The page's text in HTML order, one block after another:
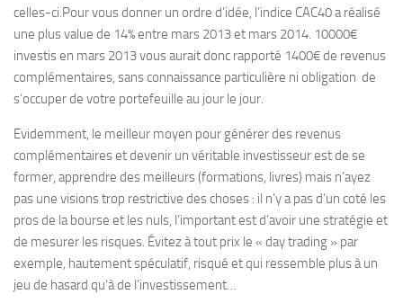
celles-ci.Pour vous donner un ordre d’idée, l’indice CAC40 a réalisé
une plus value de 14% entre mars 2013 et mars 2014. 10000€
investis en mars 2013 vous aurait donc rapporté 1400€ de revenus
complémentaires, sans connaissance particulière ni obligation de
s’occuper de votre portefeuille au jour le jour.
Evidemment, le meilleur moyen pour générer des revenus
complémentaires et devenir un véritable investisseur est de se
former, apprendre des meilleurs (formations, livres) mais n’ayez
pas une visions trop restrictive des choses : il n’y a pas d’un coté les
pros de la bourse et les nuls, l’important est d’avoir une stratégie et
de mesurer les risques. Évitez à tout prix le « day trading » par
exemple, hautement spéculatif, risqué et qui ressemble plus à un
jeu de hasard qu’à de l’investissement…